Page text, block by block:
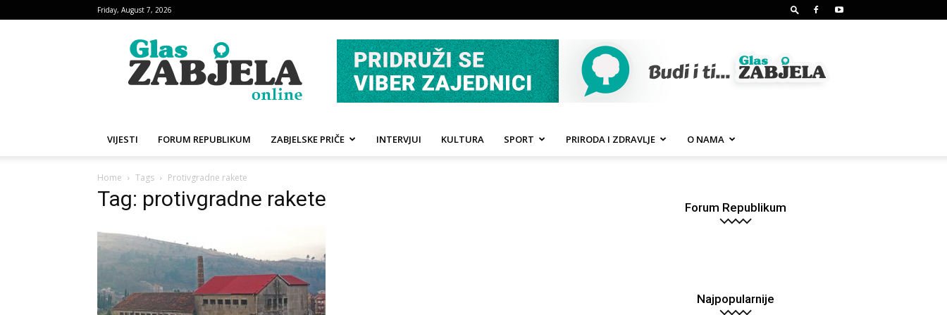
Friday, August 7, 2026
Glas
Zabjela
VIJESTI FORUM REPUBLIKUM ZABJELSKE PRIČE INTERVJUI KULTURA SPORT PRIRODA I ZDRAVLJE O NAMA
Home Tags Protivgradne rakete
Tag: protivgradne rakete Forum Republikum
Najpopularnije